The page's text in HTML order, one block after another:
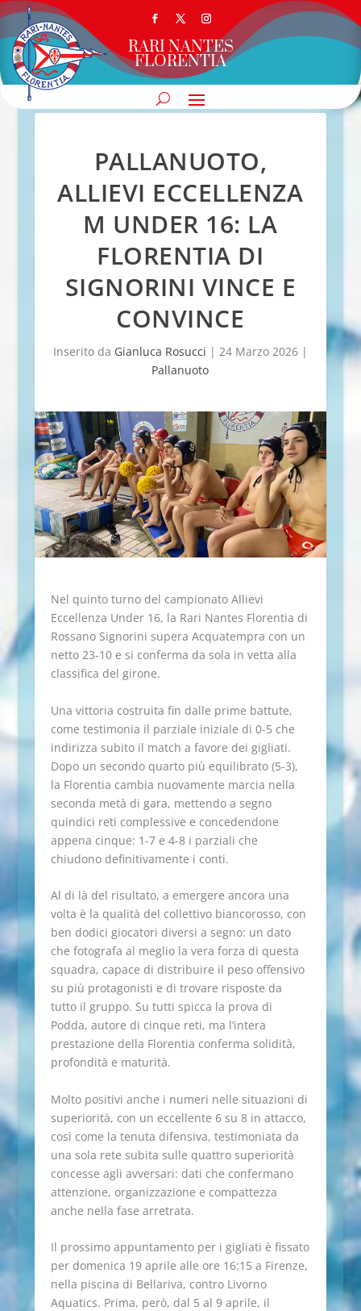
RARI NANTES
FLORENTIA
PALLANUOTO,
ALLIEVI ECCELLENZA
M UNDER 16: LA
FLORENTIA DI
SIGNORINI VINCE E
CONVINCE
Inserito da Gianluca Rosucci | 24 Marzo 2026|
Pallanuoto
Nel quinto turno del campionato Allievi
Eccellenza Under 16, la Rari Nantes Florentia di
Rossano Signorini supera Acquatempra con un
netto 23-10 e si conferma da sola in vetta alla
classifica del girone.
Una vittoria costruita fin dalle prime battute,
come testimonia il parziale iniziale di 0-5 che
indirizza subito il match a favore dei gigliati.
Dopo un secondo quarto più equilibrato (5-3),
la Florentia cambia nuovamente marcia nella
seconda metà di gara, mettendo a segno
quindici reti complessive e concedendone
appena cinque: 1-7 e 4-8 i parziali che
chiudono definitivamente i conti.
Al di là del risultato, a emergere ancora una
volta è la qualità del collettivo biancorosso, con
ben dodici giocatori diversi a segno: un dato
che fotografa al meglio la vera forza di questa
squadra, capace di distribuire il peso offensivo
su più protagonisti e di trovare risposte da
tutto il gruppo. Su tutti spicca la prova di
Podda, autore di cinque reti, ma l’intera
prestazione della Florentia conferma solidità,
profondità e maturità.
Molto positivi anche i numeri nelle situazioni di
superiorità, con un eccellente 6 su 8 in attacco,
così come la tenuta difensiva, testimoniata da
una sola rete subita sulle quattro superiorità
concesse agli avversari: dati che confermano
attenzione, organizzazione e compattezza
anche nella fase arretrata.
Il prossimo appuntamento per i gigliati è fissato
per domenica 19 aprile alle ore 16:15 a Firenze,
nella piscina di Bellariva, contro Livorno
Aquatics. Prima, però, dal 5 al 9 aprile, il